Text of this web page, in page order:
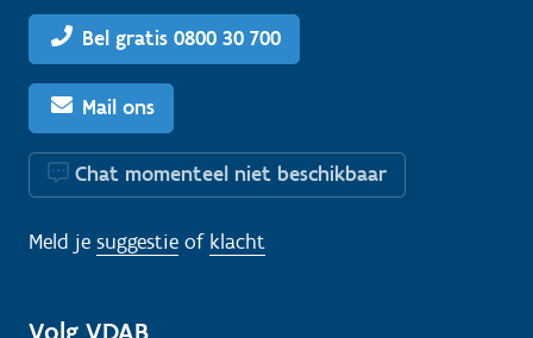
Bel gratis 0800 30 700
Mail ons
Chat momenteel niet beschikbaar
Meld je suggestie of klacht
Volg VDAB